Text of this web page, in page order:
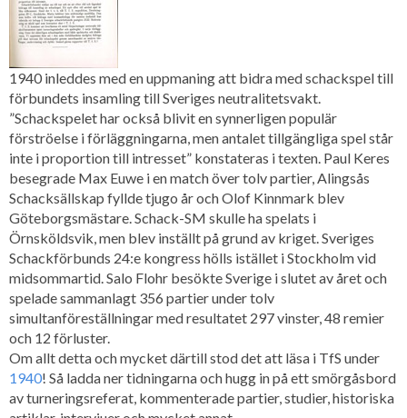
1940 inleddes med en uppmaning att bidra med schackspel till
förbundets insamling till Sveriges neutralitetsvakt.
”Schackspelet har också blivit en synnerligen populär
förströelse i förläggningarna, men antalet tillgängliga spel står
inte i proportion till intresset” konstateras i texten. Paul Keres
besegrade Max Euwe i en match över tolv partier, Alingsås
Schacksällskap fyllde tjugo år och Olof Kinnmark blev
Göteborgsmästare. Schack-SM skulle ha spelats i
Örnsköldsvik, men blev inställt på grund av kriget. Sveriges
Schackförbunds 24:e kongress hölls istället i Stockholm vid
midsommartid. Salo Flohr besökte Sverige i slutet av året och
spelade sammanlagt 356 partier under tolv
simultanföreställningar med resultatet 297 vinster, 48 remier
och 12 förluster.
Om allt detta och mycket därtill stod det att läsa i TfS under
1940! Så ladda ner tidningarna och hugg in på ett smörgåsbord
av turneringsreferat, kommenterade partier, studier, historiska